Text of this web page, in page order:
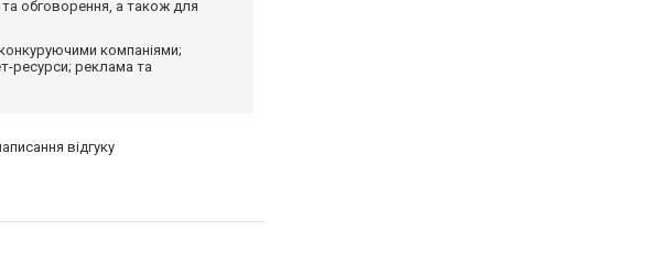
обговорення, а також для
компаніями;
ресурси; реклама та
відгуку